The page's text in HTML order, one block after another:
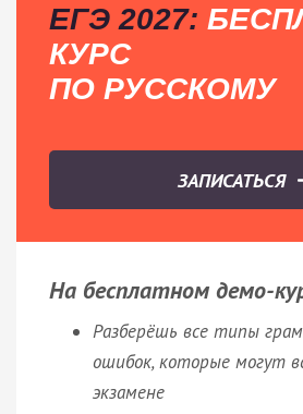
ЕГЭ 2027:
КУРС
ПО РУССКОМУ
ЗАПИСАТЬСЯ
На бесплатном демо-
Разберёшь все типы
ошибок, которые могут
экзамене